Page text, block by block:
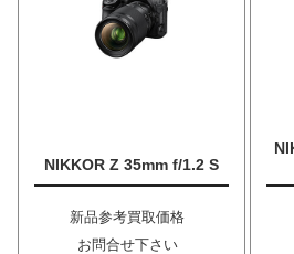
NIKKOR Z 35mm f/1.2 S
新品参考買取価格
お問合せ下さい